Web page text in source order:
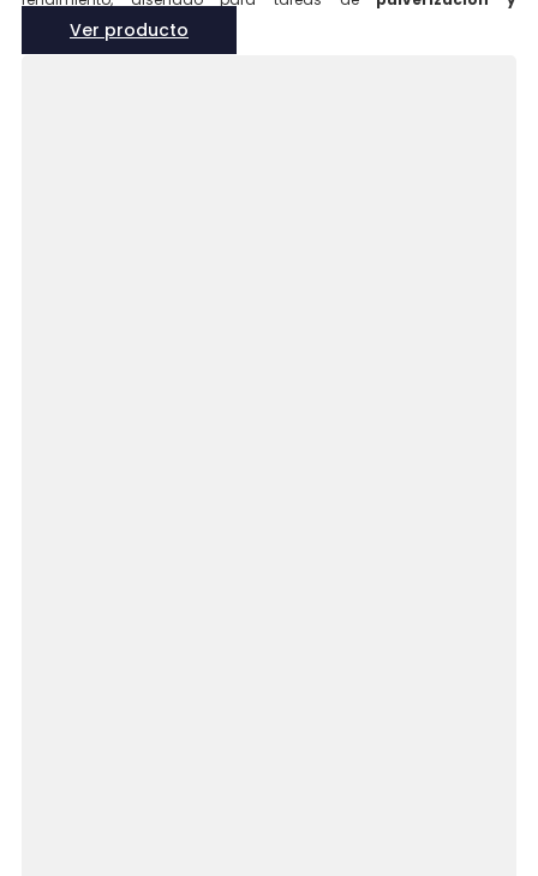
esparcimiento de precisión
tecnología RTK, sensores de seguridad avanzados y un diseño
Ver producto